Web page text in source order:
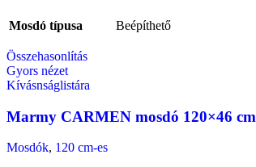
Mosdó típusa Beépíthető
Összehasonlítás
Gyors nézet
Kívásnságlistára
Marmy CARMEN mosdó 120×46 cm
Mosdók, 120 cm-es